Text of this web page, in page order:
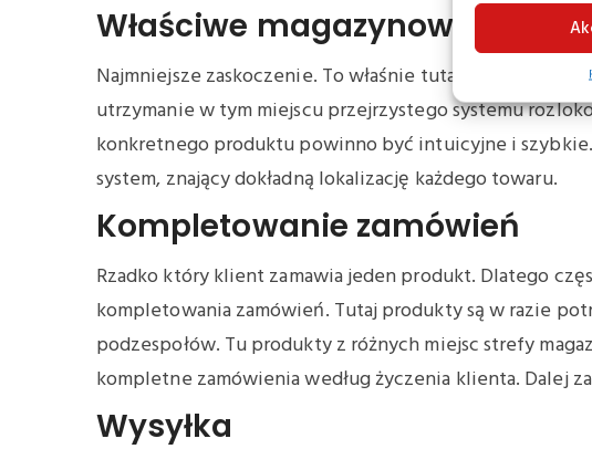
Właściwe magazynowanie
Najmniejsze zaskoczenie. To właśnie tutaj (i tylko tutaj)
utrzymanie w tym miejscu przejrzystego systemu
konkretnego produktu powinno być intuicyjne i
system, znający dokładną lokalizację każdego towaru.
Kompletowanie zamówień
Rzadko który klient zamawia jeden produkt. Dlatego
kompletowania zamówień. Tutaj produkty są w razie
podzespołów. Tu produkty z różnych miejsc strefy
kompletne zamówienia według życzenia klienta. Dalej
Wysyłka